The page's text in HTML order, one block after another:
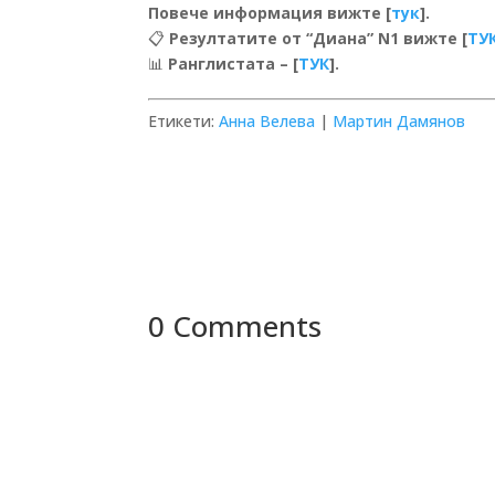
Повече информация вижте [тук].
📋 Резултатите от “Диана” N1 вижте [
📊 Ранглистата – [ТУК].
Етикети:Анна Велева | Мартин Дамянов
0 Comments